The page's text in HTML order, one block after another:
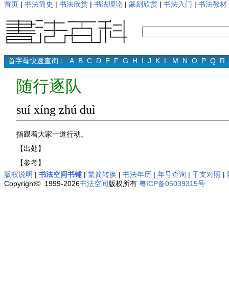
首页 | 书法简史 | 书法欣赏 | 书法理论 | 篆刻欣赏 | 书法入门 | 书法教材
首字母快速查询： A B C D E F G H I J K L M N O P Q R
随行逐队
suí xíng zhú duì
指跟着大家一道行动。
【出处】
【参考】
版权说明 | 书法空间书铺 | 繁简转换 | 书法年历 | 年号查询 | 干支对照 |
Copyright© 1999-2026书法空间版权所有 粤ICP备05039315号